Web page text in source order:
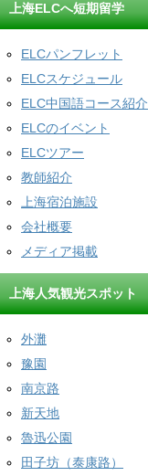
上海ELCへ短期留学
ELCパンフレット
ELCスケジュール
ELC中国語コース紹介
ELCのイベント
ELCツアー
教師紹介
上海宿泊施設
会社概要
メディア掲載
上海人気観光スポット
外灘
豫園
南京路
新天地
魯迅公園
田子坊（泰康路）